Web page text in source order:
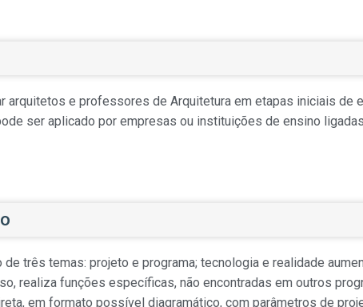
arquitetos e professores de Arquitetura em etapas iniciais de
ser aplicado por empresas ou instituições de ensino
três temas: projeto e programa; tecnologia e realidade
realiza funções específicas, não encontradas em outros
em formato possível diagramático, com parâmetros de